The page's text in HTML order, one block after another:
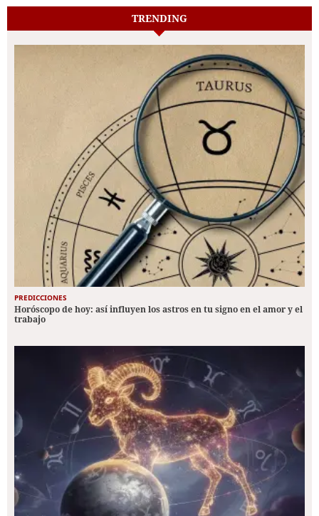
TRENDING
PREDICCIONES
Horóscopo de hoy: así influyen los astros en tu signo en el amor y el
trabajo